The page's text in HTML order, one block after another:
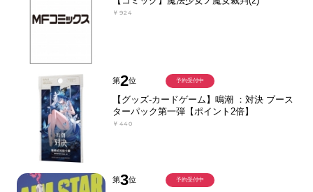
￥924
第2位
【グッズ-カードゲーム】鳴潮 ：対決 ブース
ターパック第一弾【ポイント2倍】
￥440
予約受付中
第3位 予約受付中